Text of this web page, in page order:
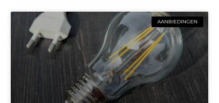
AANBIEDINGEN